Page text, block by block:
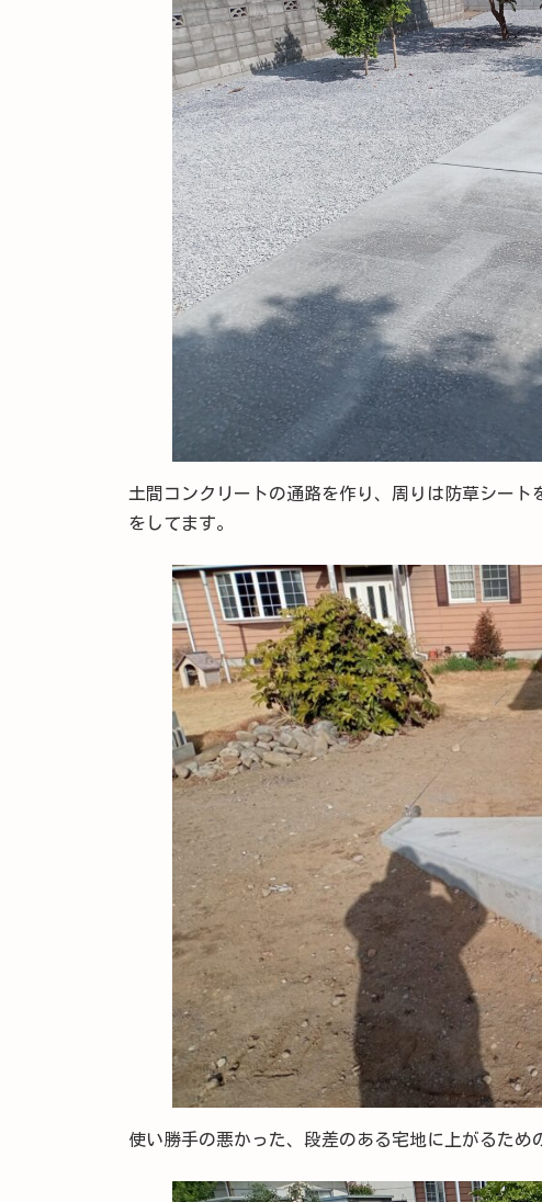
土間コンクリートの通路を作り、周りは防草シー
をしてます。
使い勝手の悪かった、段差のある宅地に上がるた